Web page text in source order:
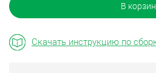
В
Скачать инструкцию по